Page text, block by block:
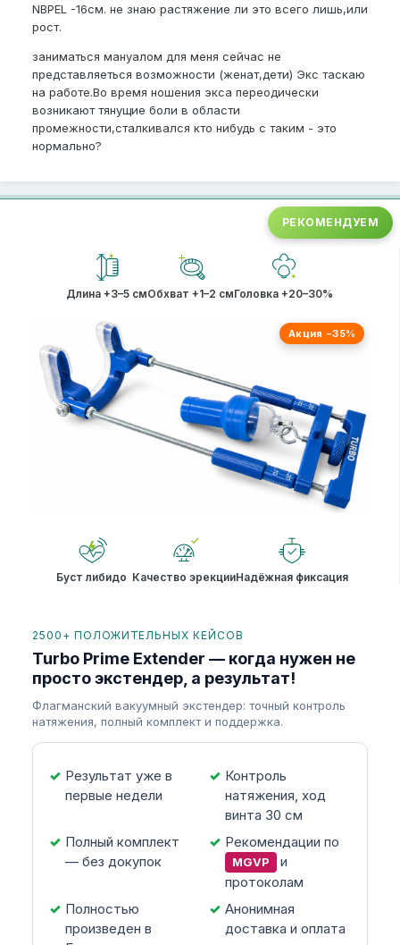
NBPEL -16см. не знаю растяжение ли это всего лишь,или
рост.
заниматься мануалом для меня сейчас не
представляеться возможности (женат,дети) Экс таскаю
на работе.Во время ношения экса переодически
возникают тянущие боли в области
промежности,сталкивался кто нибудь с таким - это
нормально?
РЕКОМЕНДУЕМ
Длина +3–5 смОбхват +1–2 смГоловка +20–30%
Акция −35%
Буст либидо Качество эрекцииНадёжная фиксация
2500+ ПОЛОЖИТЕЛЬНЫХ КЕЙСОВ
Turbo Prime Extender — когда нужен не
просто экстендер, а результат!
Флагманский вакуумный экстендер: точный контроль
натяжения, полный комплект и поддержка.
Результат уже в
первые недели
Контроль
натяжения, ход
винта 30 см
Полный комплект
— без докупок
Рекомендации по
MGVP
и
протоколам
Полностью
произведен в
Анонимная
доставка и оплата